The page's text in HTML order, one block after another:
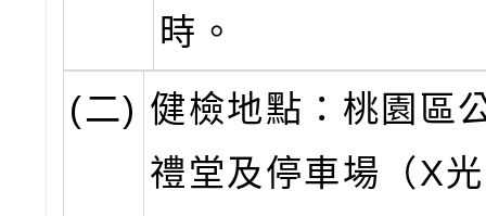
時。
(二) 健檢地點：桃園區
禮堂及停車場（X